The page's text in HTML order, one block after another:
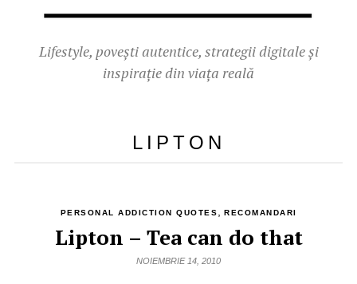
Lifestyle, povești autentice, strategii digitale și
inspirație din viața reală
LIPTON
PERSONAL ADDICTION QUOTES RECOMANDARI
Lipton – Tea can do that
NOIEMBRIE 14, 2010